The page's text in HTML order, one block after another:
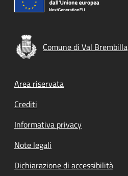
Comune di Val Brembilla
Footer menu
Area riservata
Crediti
Informativa privacy
Note legali
Dichiarazione di accessibilità